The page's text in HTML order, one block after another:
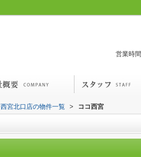
営業時
宮北口店の物件一覧 > ココ西宮